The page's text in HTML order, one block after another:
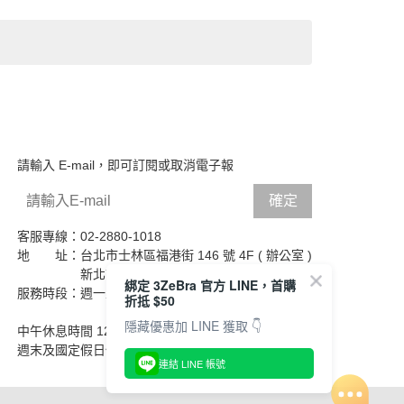
請輸入 E-mail，即可訂閱或取消電子報
確定
客服專線：02-2880-1018
地 址：台北市士林區福港街 146 號 4F ( 辦公室 )
新北市新莊區五權二路 8 號 3F
服務時段：週一至週五 09:30 ― 17:30
中午休息時間 12:30 ― 13:30
週末及國定假日休息
綁定 3ZeBra 官方 LINE，首購
折抵 $50
隱藏優惠加 LINE 獲取 👇
連結 LINE 帳號